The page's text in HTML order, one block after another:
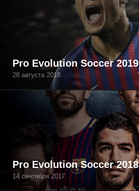
Pro Evolution Soccer 2019
28 августа 2018
Pro Evolution Soccer 2018
14 сентября 2017